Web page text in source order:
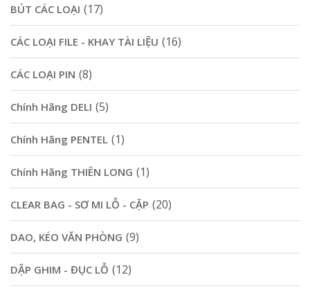
BÚT CÁC LOẠI (17)
CÁC LOẠI FILE - KHAY TÀI LIỆU (16)
CÁC LOẠI PIN (8)
Chính Hãng DELI (5)
Chính Hãng PENTEL (1)
Chính Hãng THIÊN LONG (1)
CLEAR BAG - SƠ MI LỖ - CẶP (20)
DAO, KÉO VĂN PHÒNG (9)
DẬP GHIM - ĐỤC LỖ (12)